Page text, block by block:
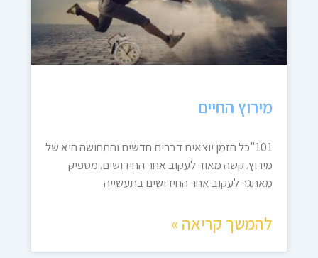
מירוץ החיים
101"כל הזמן יוצאים דברים חדשים והתחושה היא של
מירוץ. קשה מאוד לעקוב אחר החידושים. מספיק
מאתגר לעקוב אחר החידושים בתעשייה
להמשך קריאה »